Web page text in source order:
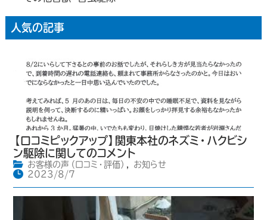
人気の記事
【口コミピックアップ】関東本社のネズミ・ハクビシ
ン駆除に関してのコメント
お客様の声（口コミ・評価）
お知らせ
2023/8/7